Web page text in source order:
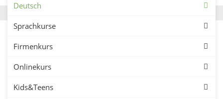
Deutsch
Sprachkurse
Firmenkurs
Onlinekurs
Kids&Teens
Blog über Deutsch-
Übungen, Fremdsprachen